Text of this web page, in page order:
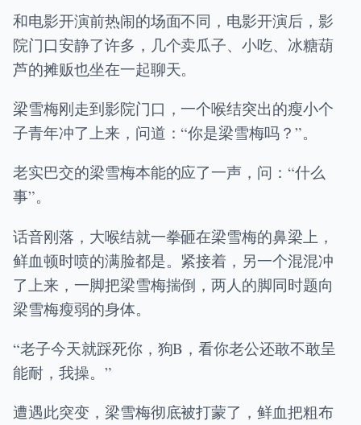
和电影开演前热闹的场面不同，电影开演后，影
院门口安静了许多，几个卖瓜子、小吃、冰糖葫
芦的摊贩也坐在一起聊天。
梁雪梅刚走到影院门口，一个喉结突出的瘦小个
子青年冲了上来，问道：“你是梁雪梅吗？”。
老实巴交的梁雪梅本能的应了一声，问：“什么
事”。
话音刚落，大喉结就一拳砸在梁雪梅的鼻梁上，
鲜血顿时喷的满脸都是。紧接着，另一个混混冲
了上来，一脚把梁雪梅揣倒，两人的脚同时题向
梁雪梅瘦弱的身体。
“老子今天就踩死你，狗B，看你老公还敢不敢呈
能耐，我操。”
遭遇此突变，梁雪梅彻底被打蒙了，鲜血把粗布